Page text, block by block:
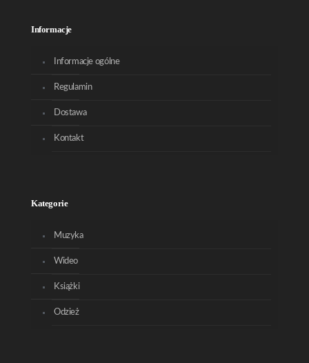
Informacje
Informacje ogólne
Regulamin
Dostawa
Kontakt
Kategorie
Muzyka
Wideo
Książki
Odzież